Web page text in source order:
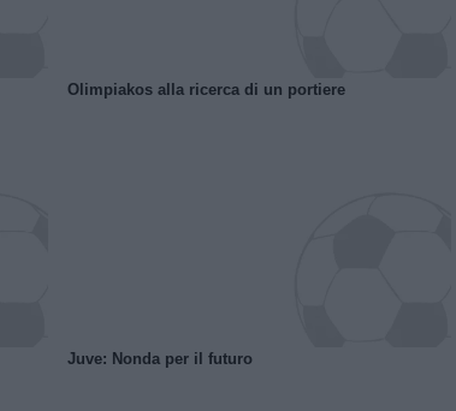
Olimpiakos alla ricerca di un portiere
Juve: Nonda per il futuro